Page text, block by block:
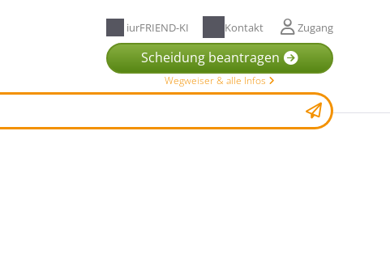
iurFRIEND-KI Kontakt Zugang
Scheidung beantragen
Wegweiser & alle Infos